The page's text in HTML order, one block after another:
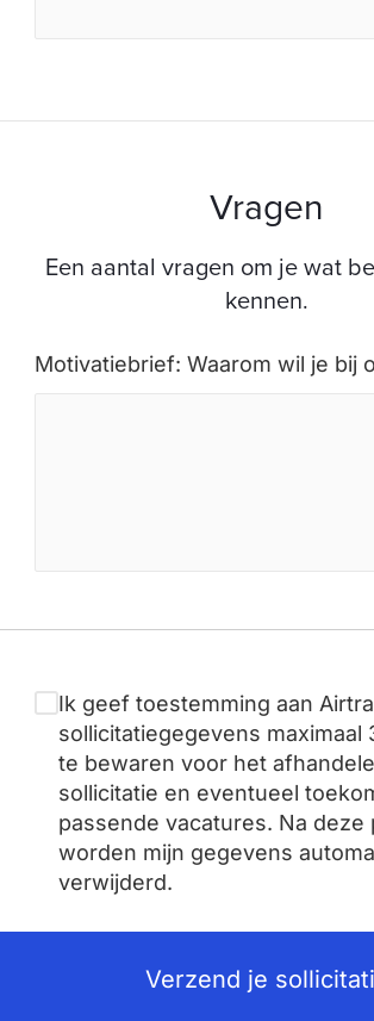
Vragen
Een aantal vragen om je wat
kennen.
Motivatiebrief: Waarom wil je bij
Ik geef toestemming aan
sollicitatiegegevens maximaal
te bewaren voor het
sollicitatie en eventueel
passende vacatures. Na deze
worden mijn gegevens
verwijderd.
Verzend je